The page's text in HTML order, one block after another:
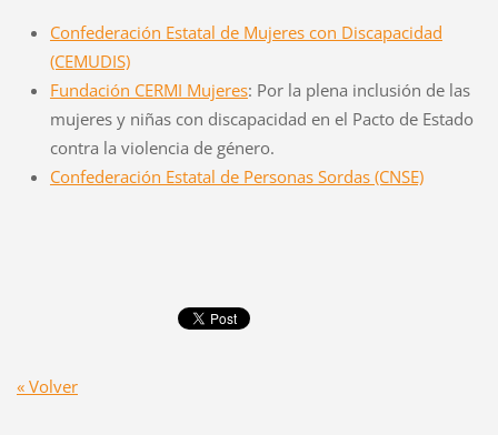
Confederación Estatal de Mujeres con Discapacidad
(CEMUDIS)
Fundación CERMI Mujeres: Por la plena inclusión de las
mujeres y niñas con discapacidad en el Pacto de Estado
contra la violencia de género.
Confederación Estatal de Personas Sordas (CNSE)
« Volver